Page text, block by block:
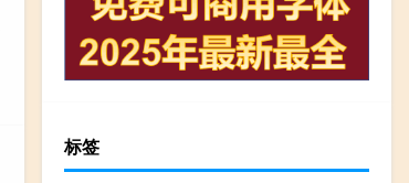
标签